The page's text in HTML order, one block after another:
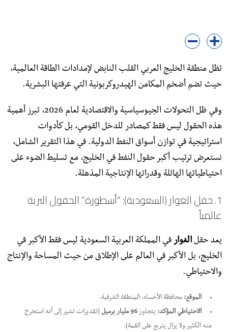
تظل منطقة الخليج العربي القلب النابض لإمدادات الطاقة العالمية،
حيث تضم أضخم المكامن الهيدروكربونية التي عرفتها البشرية.
وفي ظل التحولات الجيوسياسية والاقتصادية لعام 2026، تبرز أهمية
هذه الحقول ليس فقط كمصادر للدخل القومي، بل كأدوات
استراتيجية في توازن أسواق النفط الدولية. في هذا التقرير الشامل،
نستعرض ترتيب أكبر حقول النفط في الخليج، مع تسليط الضوء على
احتياطياتها الهائلة وقدراتها الإنتاجية المذهلة.
​1. حقل الغوار (السعودية): “أسطورة” الحقول البرية
عالمياً
​يعد حقلالغوارفي المملكة العربية السعودية ليس فقط الأكبر في
الخليج، بل الأكبر في العالم على الإطلاق من حيث المساحة والإنتاج
والاحتياطي.
الموقع: محافظة الأحساء، المنطقة الشرقية.
الاحتياطي المؤكد: يتجاوز 96 مليار برميل
(تقديرات تشير إلى أنه استخرج
منه الكثير ولا يزال يتربع على القمة).